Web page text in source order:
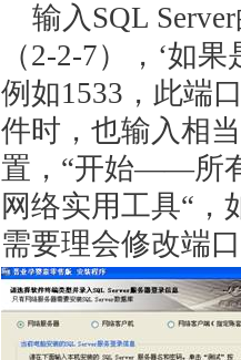
输入SQL
（2-2-7），‘如
例如1533，此端
件时，也输入相
置，“开始——所
网络实用工具“，
需要理会修改端